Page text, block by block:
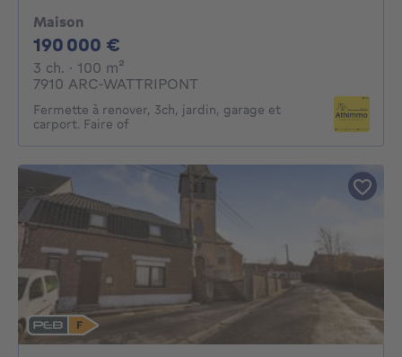
Maison
190 000 €
3 ch. 3 chambres
· 100 m²
7910 ARC-WATTRIPONT
Fermette à renover, 3ch, jardin, garage et
carport. Faire of